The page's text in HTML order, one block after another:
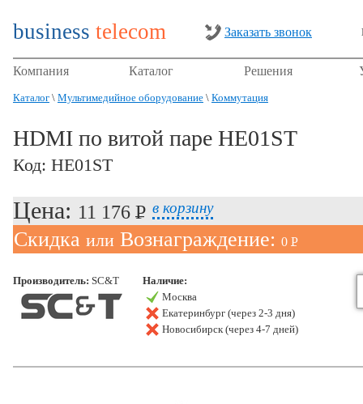
business telecom Заказать звонок
Компания Каталог Решения
Каталог \ Мультимедийное оборудование \ Коммутация
HDMI по витой паре HE01ST
Код: HE01ST
Цена: 11 176 PУБ.
в корзину
Скидка или Вознаграждение: 0 PУБ.
Производитель: SC&T
Наличие:
Москва
Екатеринбург (через 2-3 дня)
Новосибирск (через 4-7 дней)